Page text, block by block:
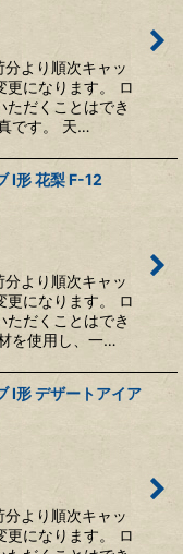
より順次キャッ
更になります。 ロ
ただくことはでき
です。 天…
I形 花梨 F-12
より順次キャッ
更になります。 ロ
ただくことはでき
を使用し、一…
I形 デザートアイア
より順次キャッ
更になります。 ロ